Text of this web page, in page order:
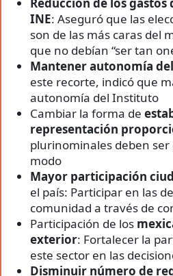
Reducción de los gastos
INE: Aseguró que las
son de las más caras del
que no debían “ser tan
Mantener autonomía
este recorte, indicó que
autonomía del Instituto
Cambiar la forma de
representación
plurinominales deben ser
modo
Mayor participación
el país: Participar en las
comunidad a través de
Participación de los
exterior: Fortalecer la
este sector en las
Disminuir número de